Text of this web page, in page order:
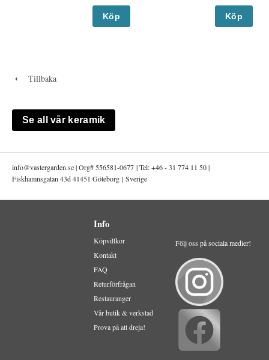
Köp Köp
Tillbaka
Se all vår keramik
info@vastergarden.se | Org# 556581-0677 | Tel: +46 - 31 774 11 50 |
Fiskhamnsgatan 43d 41451 Göteborg | Sverige
Info
Köpvillkor
Kontakt
FAQ
Returförfrågan
Restauranger
Vår butik & verkstad
Prova på att dreja!
Följ oss på sociala medier!